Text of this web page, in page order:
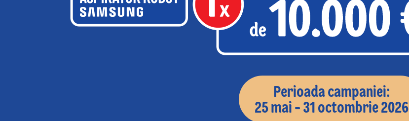
Perioada campaniei:
25 mai - 31 octombrie 2026